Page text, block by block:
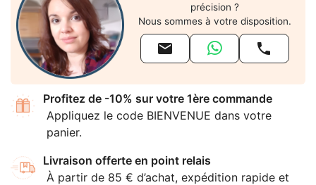
précision ?
Nous sommes à votre disposition.
 
Profitez de -10% sur votre 1ère commande
Appliquez le code BIENVENUE dans votre
panier.
Livraison offerte en point relais
À partir de 85 € d’achat, expédition rapide et